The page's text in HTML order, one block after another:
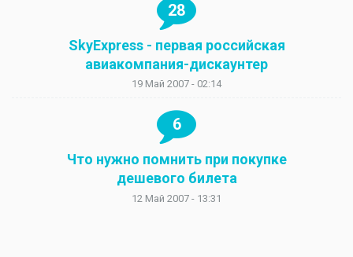
28
SkyExpress - первая российская
авиакомпания-дискаунтер
19 Май 2007 - 02:14
6
Что нужно помнить при покупке
дешевого билета
12 Май 2007 - 13:31